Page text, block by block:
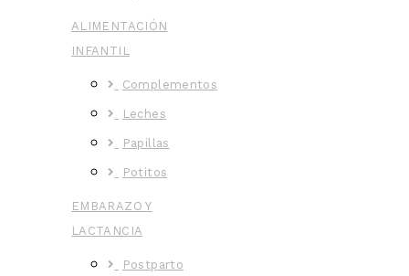
ALIMENTACIÓN
INFANTIL
Complementos
Leches
Papillas
Potitos
EMBARAZO Y
LACTANCIA
Postparto